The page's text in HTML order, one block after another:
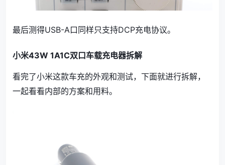
最后测得USB-A口同样只支持DCP充电协议。
小米43W 1A1C双口车载充电器拆解
看完了小米这款车充的外观和测试，下面就进行拆解，
一起看看内部的方案和用料。